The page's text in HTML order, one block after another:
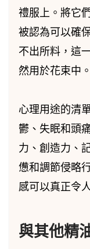
禮服上。將它
被認為可以確
不出所料，這
然用於花束中。
心理用途的清
鬱、失眠和頭
力、創造力、
憊和調節侵略
感可以真正令
與其他精